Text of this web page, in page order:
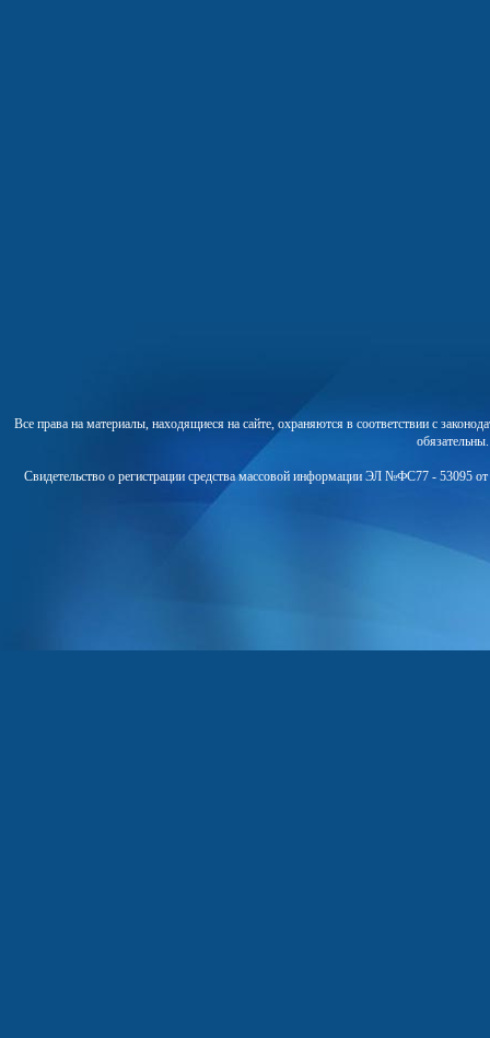
Все права на материалы, находящиеся на сайте, охраняются в соответствии с
Свидетельство о регистрации средства массовой информации ЭЛ №ФС77 - 53095